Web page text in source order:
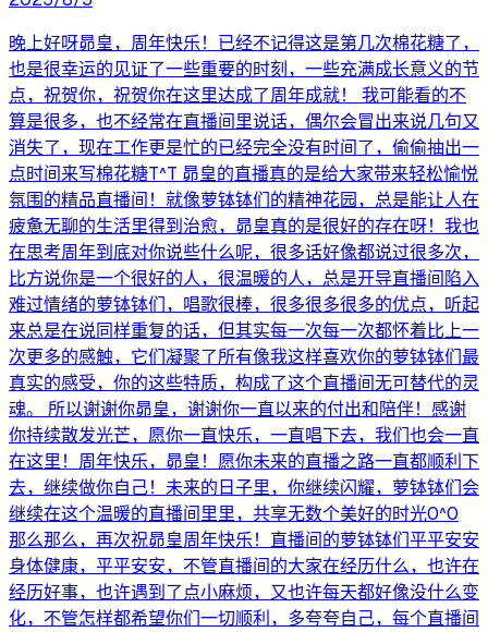
晚上好呀昴皇，周年快乐！已经不记得这是第几次棉花糖了，
也是很幸运的见证了一些重要的时刻，一些充满成长意义的节
点，祝贺你，祝贺你在这里达成了周年成就！ 我可能看的不
算是很多，也不经常在直播间里说话，偶尔会冒出来说几句又
消失了，现在工作更是忙的已经完全没有时间了，偷偷抽出一
点时间来写棉花糖T^T 昴皇的直播真的是给大家带来轻松愉悦
氛围的精品直播间！就像萝钵钵们的精神花园，总是能让人在
疲惫无聊的生活里得到治愈，昴皇真的是很好的存在呀！我也
在思考周年到底对你说些什么呢，很多话好像都说过很多次，
比方说你是一个很好的人，很温暖的人，总是开导直播间陷入
难过情绪的萝钵钵们，唱歌很棒，很多很多很多的优点，听起
来总是在说同样重复的话，但其实每一次每一次都怀着比上一
次更多的感触，它们凝聚了所有像我这样喜欢你的萝钵钵们最
真实的感受，你的这些特质，构成了这个直播间无可替代的灵
魂。 所以谢谢你昴皇，谢谢你一直以来的付出和陪伴！感谢
你持续散发光芒，愿你一直快乐，一直唱下去，我们也会一直
在这里！周年快乐，昴皇！愿你未来的直播之路一直都顺利下
去，继续做你自己！未来的日子里，你继续闪耀，萝钵钵们会
继续在这个温暖的直播间里里，共享无数个美好的时光0^0
那么那么，再次祝昴皇周年快乐！直播间的萝钵钵们平平安安
身体健康，平平安安，不管直播间的大家在经历什么，也许在
经历好事，也许遇到了点小麻烦，又也许每天都好像没什么变
化，不管怎样都希望你们一切顺利，多夸夸自己，每个直播间